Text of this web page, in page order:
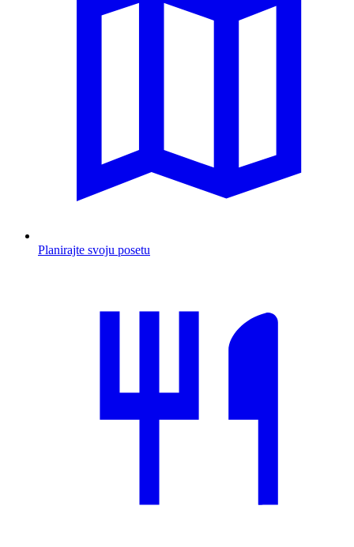
Planirajte svoju posetu